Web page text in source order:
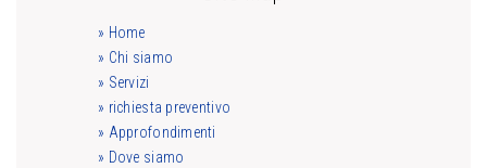
» Home
» Chi siamo
» Servizi
» richiesta preventivo
» Approfondimenti
» Dove siamo